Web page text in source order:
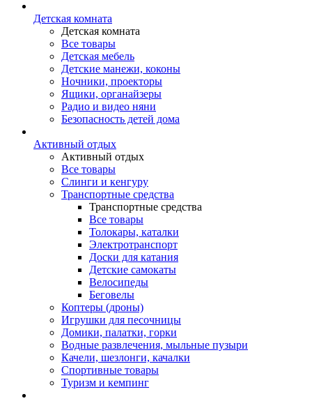
Детская комната
Детская комната
Все товары
Детская мебель
Детские манежи, коконы
Ночники, проекторы
Ящики, органайзеры
Радио и видео няни
Безопасность детей дома
Активный отдых
Активный отдых
Все товары
Слинги и кенгуру
Транспортные средства
Транспортные средства
Все товары
Толокары, каталки
Электротранспорт
Доски для катания
Детские самокаты
Велосипеды
Беговелы
Коптеры (дроны)
Игрушки для песочницы
Домики, палатки, горки
Водные развлечения, мыльные пузыри
Качели, шезлонги, качалки
Спортивные товары
Туризм и кемпинг